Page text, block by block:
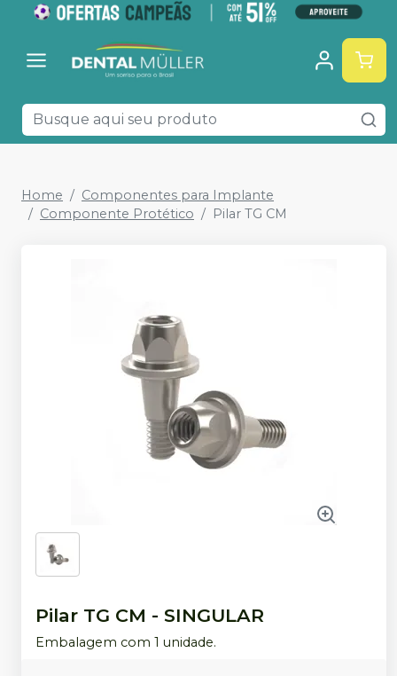
Home
Componentes para Implante
Componente Protético
Pilar TG CM
Pilar TG CM - SINGULAR
Embalagem com 1 unidade.